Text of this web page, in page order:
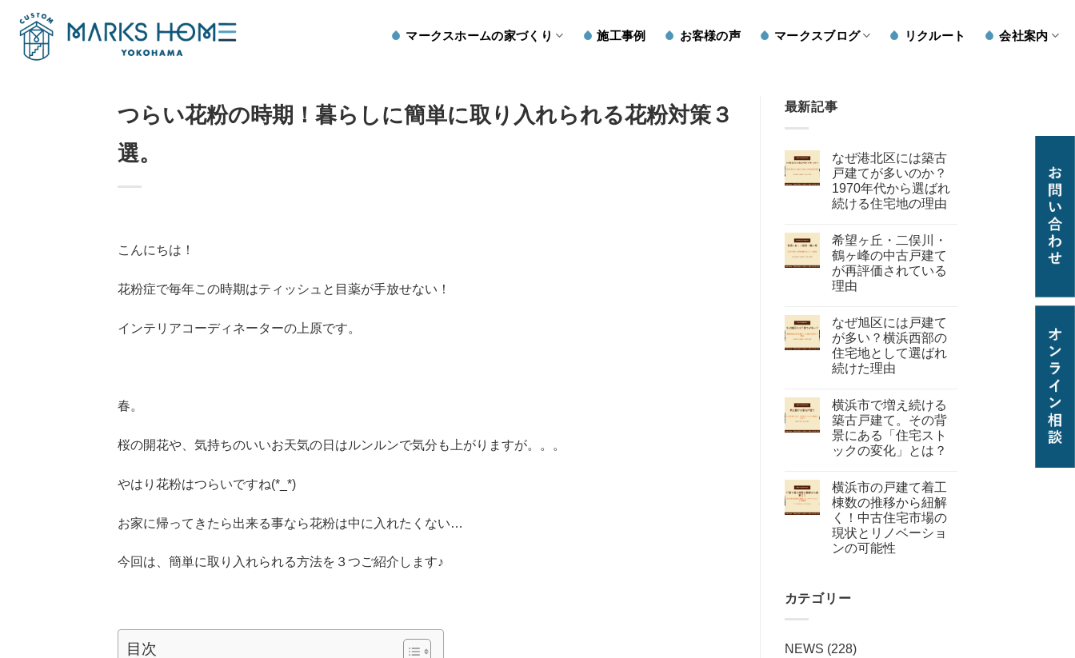
content
マークスホームの家づくり 施工事例 お客様の声 マークスブログ リクルート 会社案内
つらい花粉の時期！暮らしに簡単に取り入れられる花粉対策３
選。
こんにちは！
花粉症で毎年この時期はティッシュと目薬が手放せない！
インテリアコーディネーターの上原です。
春。
桜の開花や、気持ちのいいお天気の日はルンルンで気分も上がりますが。。。
やはり花粉はつらいですね(*_*)
お家に帰ってきたら出来る事なら花粉は中に入れたくない…
今回は、簡単に取り入れられる方法を３つご紹介します♪
目次
最新記事
なぜ港北区には築古
戸建てが多いのか？
1970年代から選ばれ
続ける住宅地の理由
希望ヶ丘・二俣川・
鶴ヶ峰の中古戸建て
が再評価されている
理由
なぜ旭区には戸建て
が多い？横浜西部の
住宅地として選ばれ
続けた理由
横浜市で増え続ける
築古戸建て。その背
景にある「住宅スト
ックの変化」とは？
横浜市の戸建て着工
棟数の推移から紐解
く！中古住宅市場の
現状とリノベーショ
ンの可能性
カテゴリー
NEWS (228)